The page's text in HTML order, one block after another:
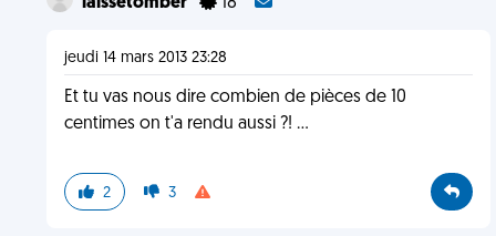
jeudi 14 mars 2013 23:28
Et tu vas nous dire combien de pièces de 10
centimes on t'a rendu aussi ?! ...
2 3